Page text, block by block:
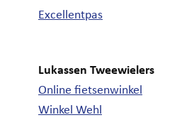
Excellentpas
Lukassen Tweewielers
Online fietsenwinkel
Winkel Wehl